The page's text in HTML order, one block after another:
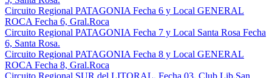
Circuito Regional PATAGONIA Fecha 6 y Local GENERAL
ROCA Fecha 6, Gral.Roca
Circuito Regional PATAGONIA Fecha 7 y Local Santa Rosa Fecha
6, Santa Rosa.
Circuito Regional PATAGONIA Fecha 8 y Local GENERAL
ROCA Fecha 8, Gral.Roca
Circuito Regional SUR del LITORAL, Fecha 03, Club Lib.San